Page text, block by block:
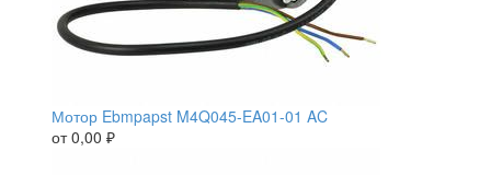
Мотор Ebmpapst M4Q045-EA01-01 AC
от0,00 ₽